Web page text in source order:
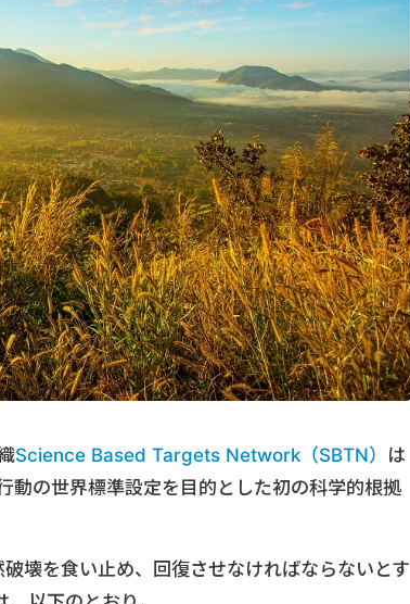
Science Based Targets Network（SBTN） は
動の世界標準設定を目的とした初の科学的根拠
壊を食い止め、回復させなければならないとす